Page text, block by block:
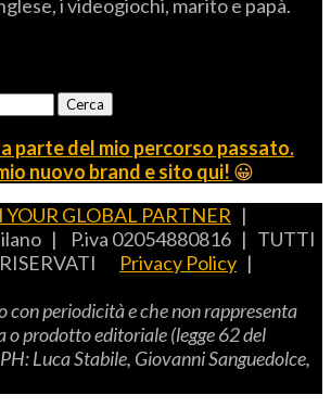
i videogiochi, marito e papà.
parte del mio percorso passato.
nuovo brand e sito qui! 😀
YOUR GLOBAL PARTNER |
| P.iva 02054880816 | TUTTI
Privacy Policy |
con periodicità e che non rappresenta
o prodotto editoriale (legge 62 del
PH: LucaStabile, GiovanniSanguedolce,